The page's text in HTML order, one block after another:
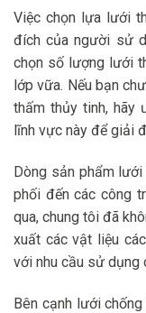
Việc chọn lựa lưới
đích của người sử
chọn số lượng lưới
lớp vữa. Nếu bạn
thấm thủy tinh, hãy
lĩnh vực này để giải
Dòng sản phẩm
phối đến các công
qua, chung tôi đã
xuất các vật liệu
với nhu cầu sử dụng
Bên cạnh lưới